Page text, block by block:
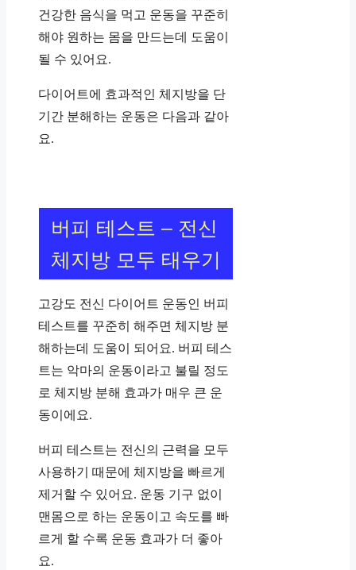
건강한 음식을 먹고 운동을 꾸준히
해야 원하는 몸을 만드는데 도움이
될 수 있어요.
다이어트에 효과적인 체지방을 단
기간 분해하는 운동은 다음과 같아
요.
버피 테스트 – 전신
체지방 모두 태우기
고강도 전신 다이어트 운동인 버피
테스트를 꾸준히 해주면 체지방 분
해하는데 도움이 되어요. 버피 테스
트는 악마의 운동이라고 불릴 정도
로 체지방 분해 효과가 매우 큰 운
동이에요.
버피 테스트는 전신의 근력을 모두
사용하기 때문에 체지방을 빠르게
제거할 수 있어요. 운동 기구 없이
맨몸으로 하는 운동이고 속도를 빠
르게 할 수록 운동 효과가 더 좋아
요.